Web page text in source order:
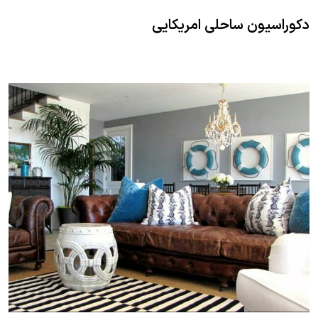
دکوراسیون ساحلی امریکایی